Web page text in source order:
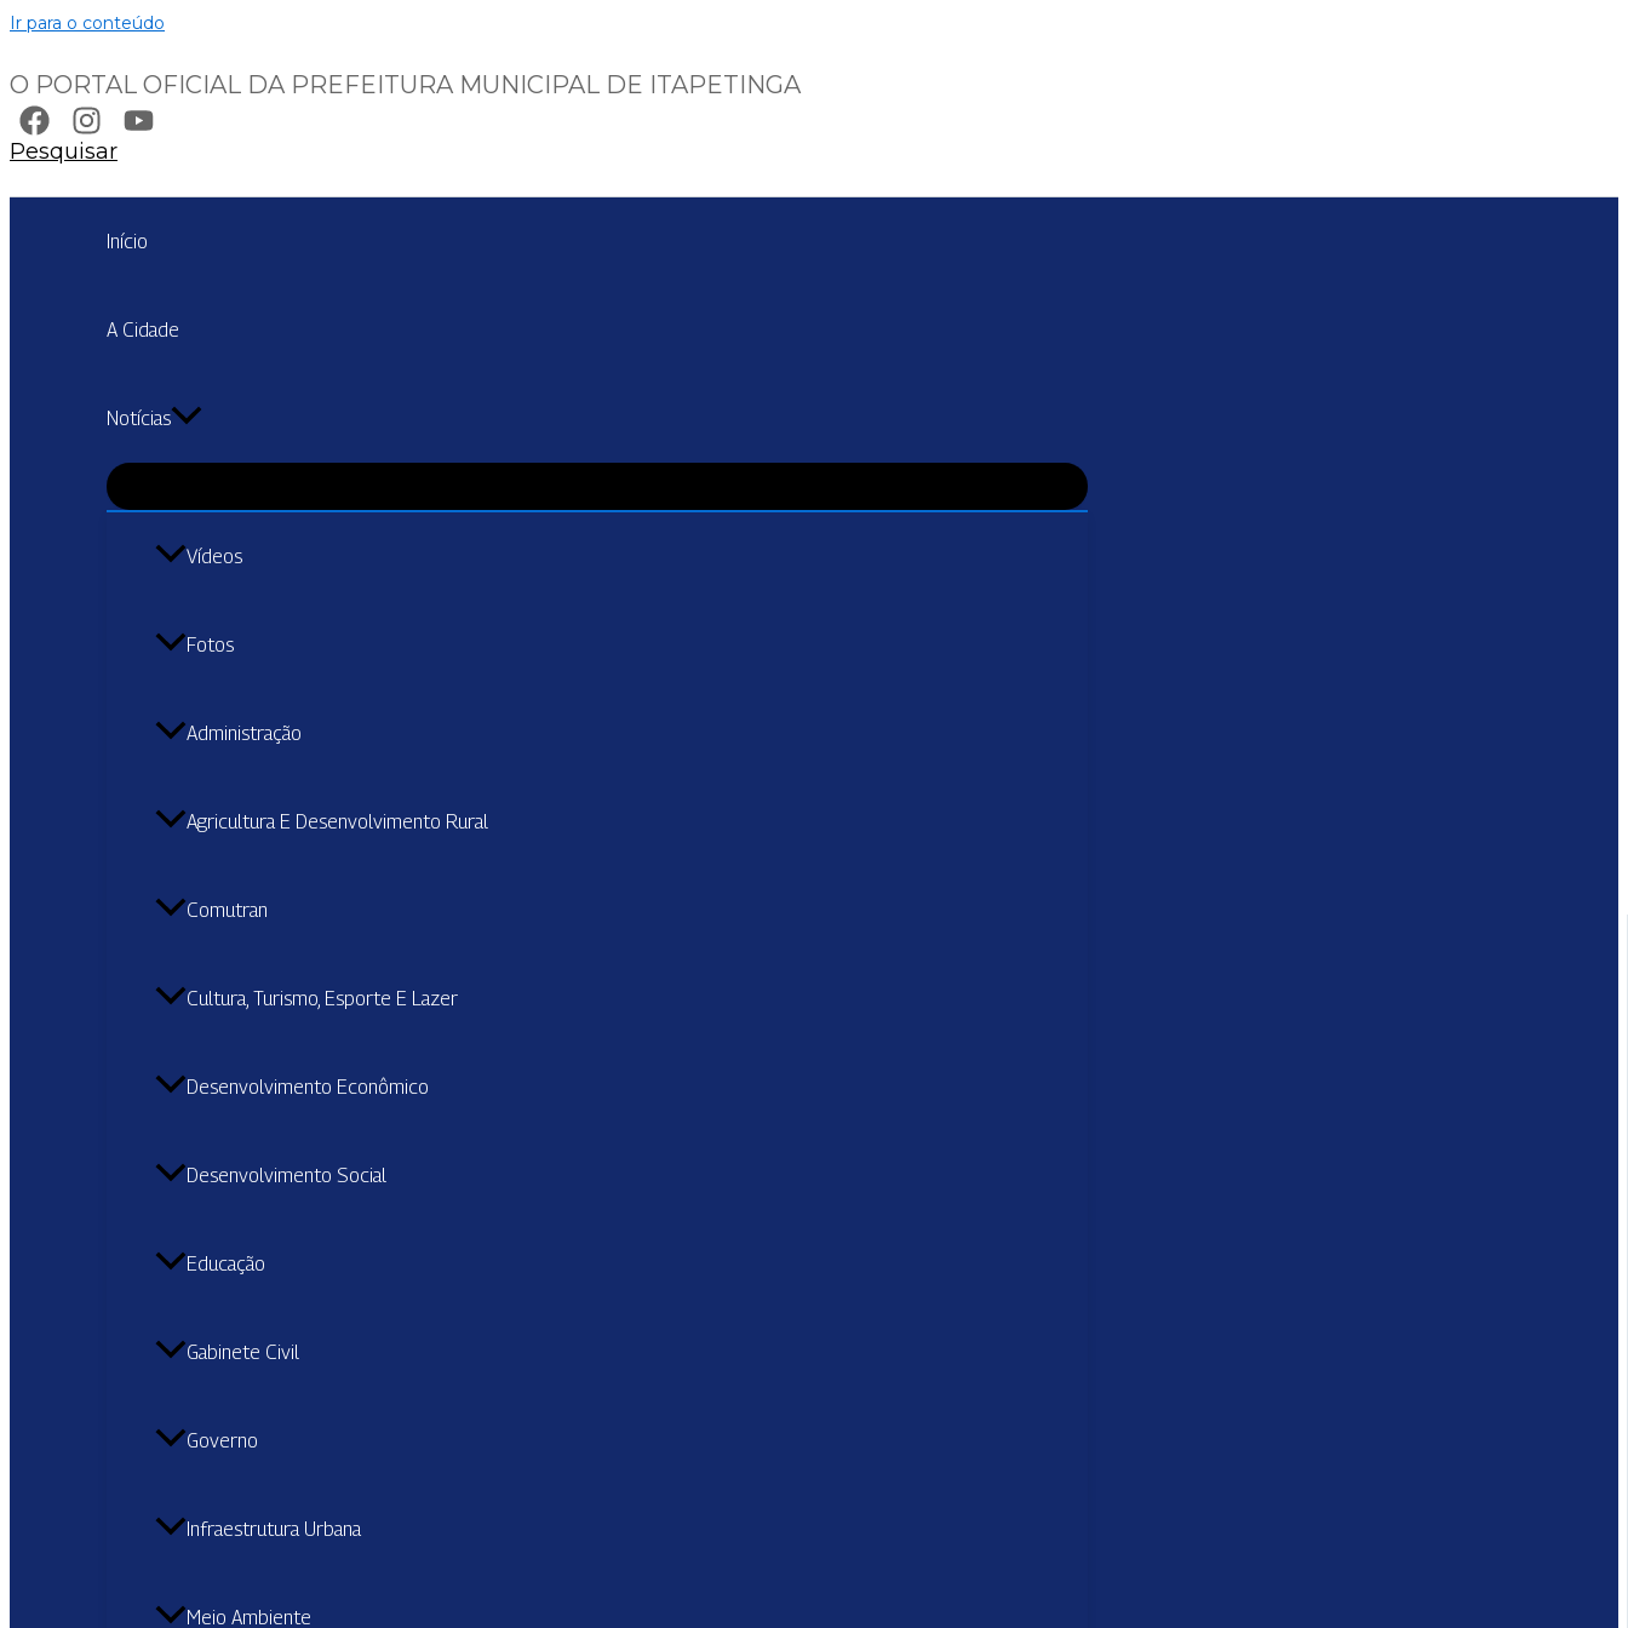
Ir para o conteúdo
O PORTAL OFICIAL DA PREFEITURA MUNICIPAL DE ITAPETINGA
Pesquisar
Início
A Cidade
Notícias
Vídeos
Fotos
Administração
Agricultura E Desenvolvimento Rural
Comutran
Cultura, Turismo, Esporte E Lazer
Desenvolvimento Econômico
Desenvolvimento Social
Educação
Gabinete Civil
Governo
Infraestrutura Urbana
Meio Ambiente